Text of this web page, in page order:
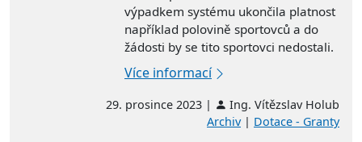
výpadkem systému ukončila platnost
například polovině sportovců a do
žádosti by se tito sportovci nedostali.
Více informací
29. prosince 2023 |
Ing. Vítězslav Holub
Archiv| Dotace - Granty